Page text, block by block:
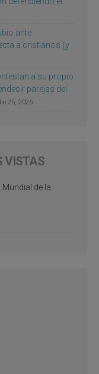
ante
a cristianos (y
a su propio
parejas del
25, 2026
VISTAS
de la